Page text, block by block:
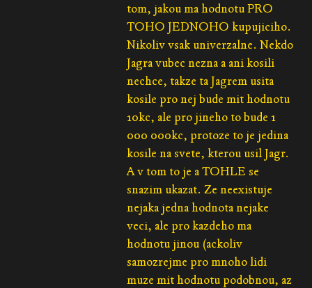
tom, jakou ma hodnotu PRO
TOHO JEDNOHO kupujiciho.
Nikoliv vsak univerzalne. Nekdo
Jagra vubec nezna a ani kosili
nechce, takze ta Jagrem usita
kosile pro nej bude mit hodnotu
10kc, ale pro jineho to bude 1
000 000kc, protoze to je jedina
kosile na svete, kterou usil Jagr.
A v tom to je a TOHLE se
snazim ukazat. Ze neexistuje
nejaka jedna hodnota nejake
veci, ale pro kazdeho ma
hodnotu jinou (ackoliv
samozrejme pro mnoho lidi
muze mit hodnotu podobnou, az